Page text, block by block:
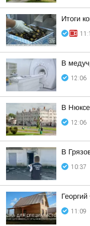
Итоги
В
12:06
В
12:06
В
10:37
11:09